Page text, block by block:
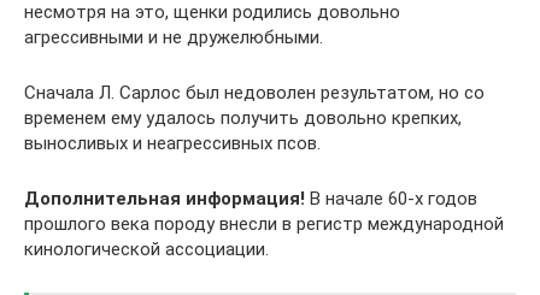
несмотря на это, щенки родились довольно
агрессивными и не дружелюбными.
Сначала Л. Сарлос был недоволен результатом, но со
временем ему удалось получить довольно крепких,
выносливых и неагрессивных псов.
Дополнительная информация! В начале 60-х годов
прошлого века породу внесли в регистр международной
кинологической ассоциации.